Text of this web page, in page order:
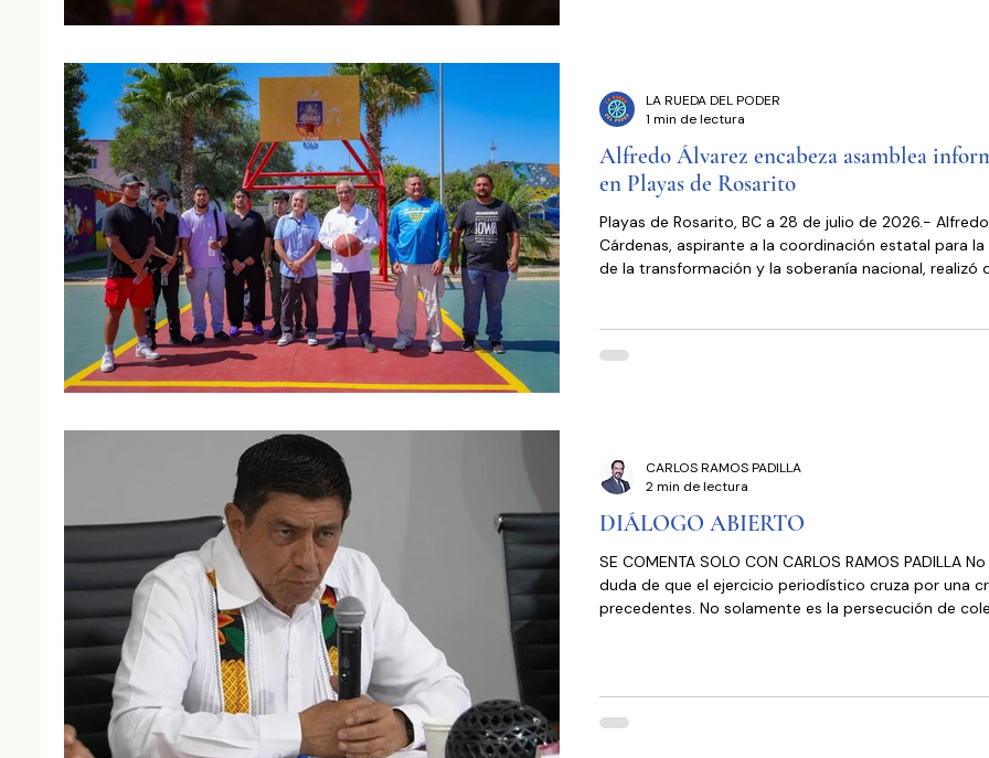
Alfredo Álvarez encabeza asamblea
en Playas de Rosarito
Playas de Rosarito, BC a 28 de julio de 2026.-
Cárdenas, aspirante a la coordinación estatal para la
de la transformación y la soberanía nacional, realizó
Constitución; durante el encuentro, los vecinos
LA RUEDA DEL PODER
1 min de lectura
DIÁLOGO ABIERTO
SE COMENTA SOLO CON CARLOS RAMOS PADILLA No hay
duda de que el ejercicio periodístico cruza por una
precedentes. No solamente es la persecución de
llamó la atención que el gobernador de Oaxaca,
Jara, sostuviera encuentro con el gremio
CARLOS RAMOS PADILLA
2 min de lectura